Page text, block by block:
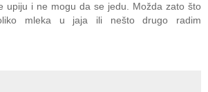
upiju i ne mogu da se jedu. Možda zato što
mleka u jaja ili nešto drugo radim